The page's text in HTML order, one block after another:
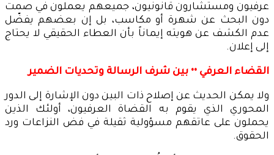
عرفيون ومستشارون قانونيون، جميعهم يعملون في صمت
دون البحث عن شهرة أو مكاسب، بل إن بعضهم يفضّل
عدم الكشف عن هويته إيماناً بأن العطاء الحقيقي لا يحتاج
إلى إعلان.
القضاء العرفي •• بين شرف الرسالة وتحديات الضمير
ولا يمكن الحديث عن إصلاح ذات البين دون الإشارة إلى الدور
المحوري الذي يقوم به القضاة العرفيون، أولئك الذين
يحملون على عاتقهم مسؤولية ثقيلة في فض النزاعات ورد
الحقوق.